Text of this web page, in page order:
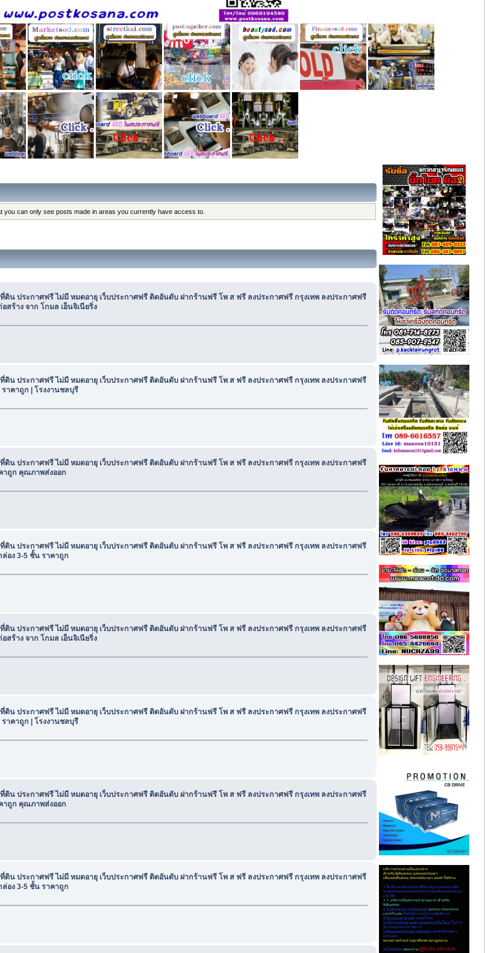
can only see posts made in areas you currently have access to.
น ประกาศฟรี ไม่มี หมดอายุ เว็บประกาศฟรี ติดอันดับ ฝากร้านฟรี โพ ส ฟรี ลงประกาศฟรี กรุงเทพ ลงประกาศฟรี
สร้าง จาก โกมล เอ็นจิเนียริ่ง
น ประกาศฟรี ไม่มี หมดอายุ เว็บประกาศฟรี ติดอันดับ ฝากร้านฟรี โพ ส ฟรี ลงประกาศฟรี กรุงเทพ ลงประกาศฟรี
าคาถูก | โรงงานชลบุรี
น ประกาศฟรี ไม่มี หมดอายุ เว็บประกาศฟรี ติดอันดับ ฝากร้านฟรี โพ ส ฟรี ลงประกาศฟรี กรุงเทพ ลงประกาศฟรี
าถูก คุณภาพส่งออก
น ประกาศฟรี ไม่มี หมดอายุ เว็บประกาศฟรี ติดอันดับ ฝากร้านฟรี โพ ส ฟรี ลงประกาศฟรี กรุงเทพ ลงประกาศฟรี
อง 3-5 ชั้น ราคาถูก
น ประกาศฟรี ไม่มี หมดอายุ เว็บประกาศฟรี ติดอันดับ ฝากร้านฟรี โพ ส ฟรี ลงประกาศฟรี กรุงเทพ ลงประกาศฟรี
สร้าง จาก โกมล เอ็นจิเนียริ่ง
น ประกาศฟรี ไม่มี หมดอายุ เว็บประกาศฟรี ติดอันดับ ฝากร้านฟรี โพ ส ฟรี ลงประกาศฟรี กรุงเทพ ลงประกาศฟรี
าคาถูก | โรงงานชลบุรี
น ประกาศฟรี ไม่มี หมดอายุ เว็บประกาศฟรี ติดอันดับ ฝากร้านฟรี โพ ส ฟรี ลงประกาศฟรี กรุงเทพ ลงประกาศฟรี
าถูก คุณภาพส่งออก
น ประกาศฟรี ไม่มี หมดอายุ เว็บประกาศฟรี ติดอันดับ ฝากร้านฟรี โพ ส ฟรี ลงประกาศฟรี กรุงเทพ ลงประกาศฟรี
อง 3-5 ชั้น ราคาถูก